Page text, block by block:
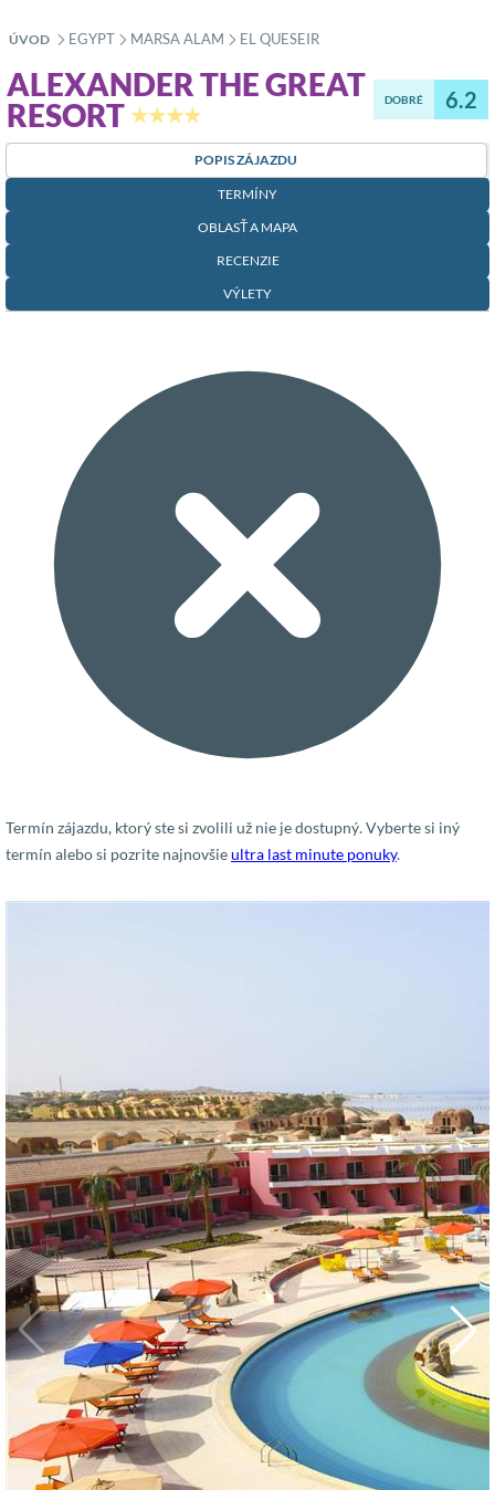
ÚVOD »
EGYPT »
MARSA ALAM »
EL QUESEIR
ALEXANDER THE GREAT
RESORT ★★★★
DOBRÉ 6.2
POPIS ZÁJAZDU
TERMÍNY
OBLASŤ A MAPA
RECENZIE
VÝLETY
Termín zájazdu, ktorý ste si zvolili už nie je dostupný. Vyberte si iný
termín alebo si pozrite najnovšieultra last minute ponuky.